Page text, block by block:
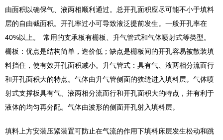
由面积以确保气、液两相顺利通过。总开孔面积应尽可能不小于填料
层的自由截面积。开孔率过小可导致液泛提前发生。一般开孔率在
40%以上。 常用的支承板有栅板、升气管式和气体喷射式等类型。
栅板：优点是结构简单，造价低；缺点是栅板间的开孔容易被散装填
料挡住，使有效开孔面积减小。升气管式：具有气、液两相分流而行
和开孔面积大的特点。气体由升气管侧面的狭缝进入填料层。气体喷
射式支撑板具有气、液两相分流而行和开孔面积大的特点，并有利于
液体的均匀再分配。气体由波形的侧面开孔射入填料层。
填料上方安装压紧装置可防止在气流的作用下填料床层发生松动和跳